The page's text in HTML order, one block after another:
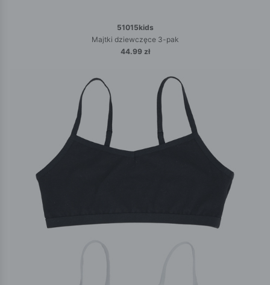
51015kids
Majtki dziewczęce 3-pak
44.99 zł